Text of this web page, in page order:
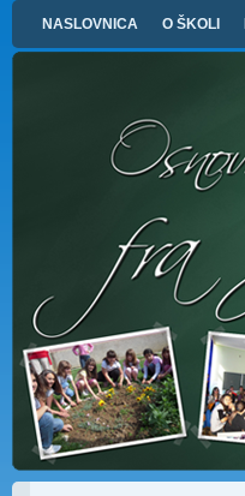
NASLOVNICA O ŠKOLI